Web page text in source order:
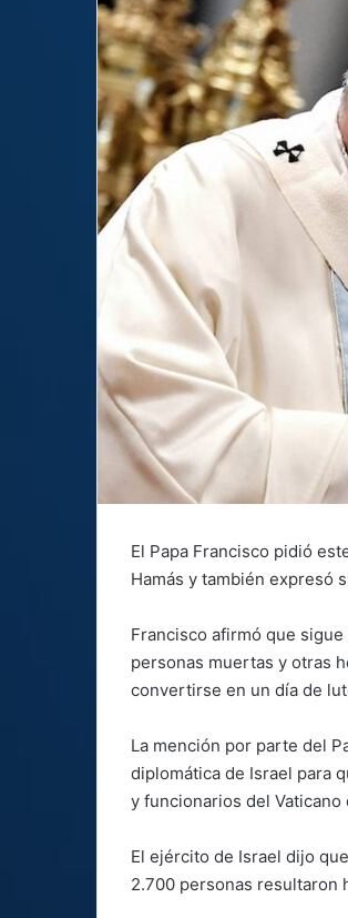
El Papa Francisco pidió
Hamás y también expresó
Francisco afirmó que
personas muertas y otras
convertirse en un día de
La mención por parte del
diplomática de Israel para
y funcionarios del
El ejército de Israel dijo
2.700 personas resultaron